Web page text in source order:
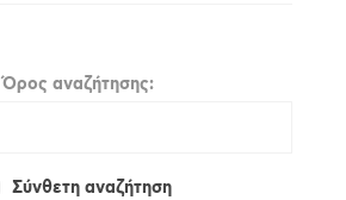
Όρος αναζήτησης:
Σύνθετη αναζήτηση